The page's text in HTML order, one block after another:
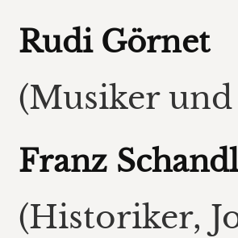
Rudi Görnet
(Musiker
Franz
(Historiker,